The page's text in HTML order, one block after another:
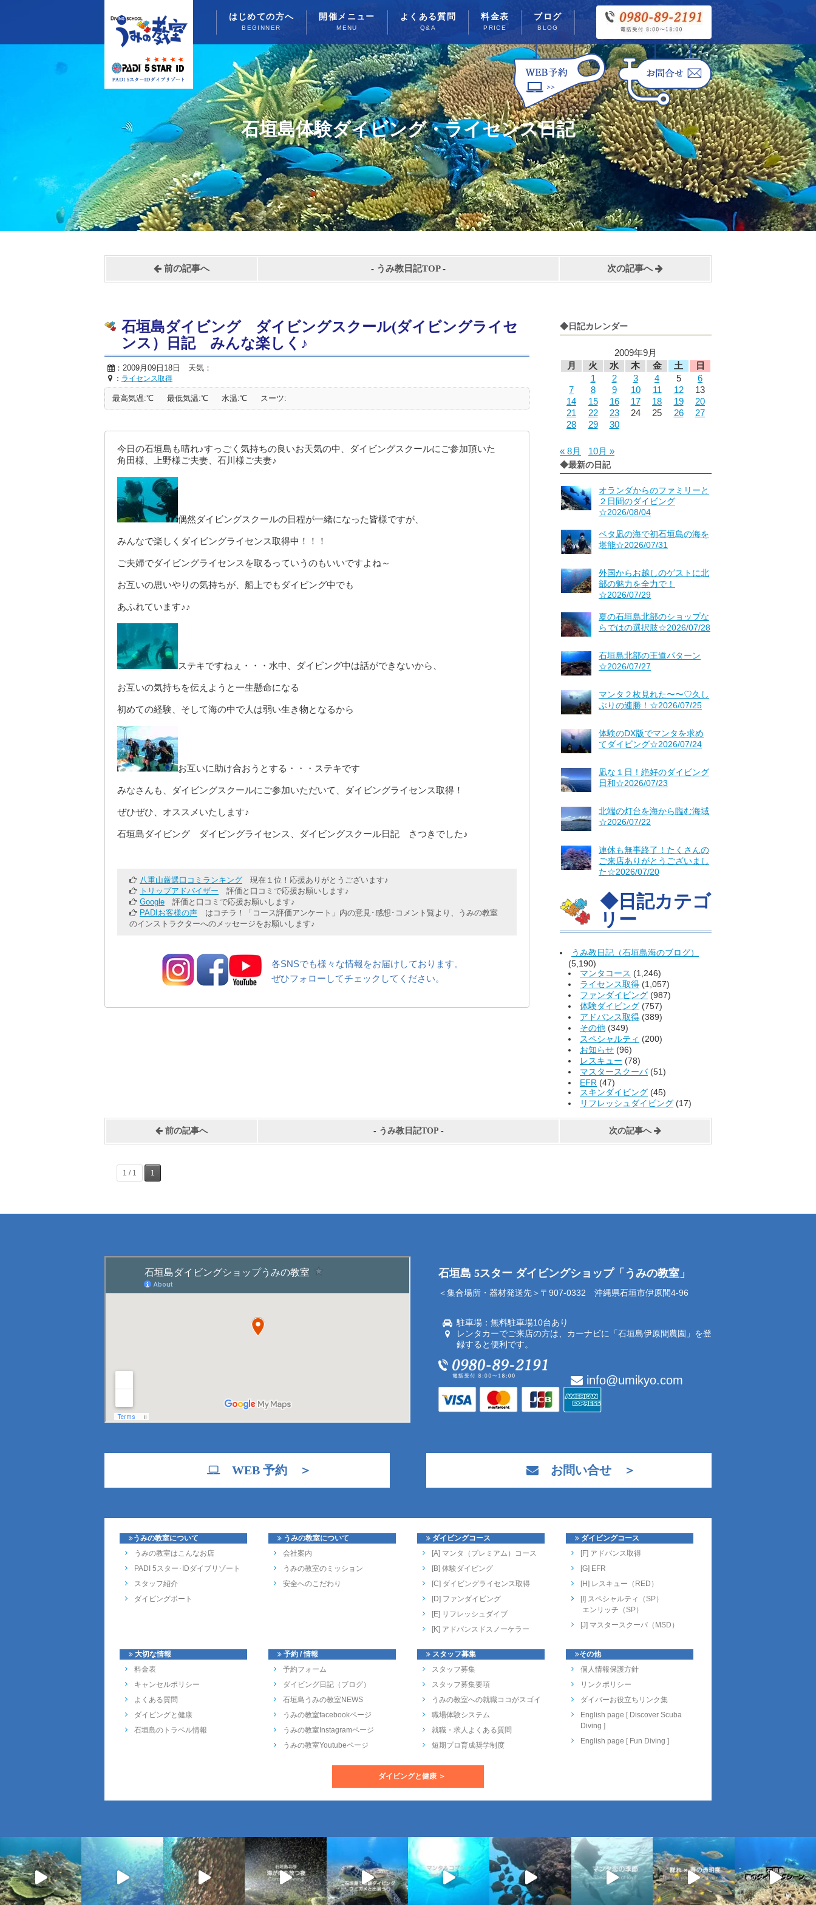
はじめての方へ
BEGINNER
開催メニュー
MENU
よくある質問
Q&A
料金表
PRICE
ブログ
BLOG
石垣島体験ダイビング・ライセンス日記
前の記事へ - うみ教日記TOP- 次の記事へ
◆日記カレンダー
2009年9月
月
火 水 木 金 土
日
1
2 3 4 5
6
7
8 9 10 11 12
13
14
15 16 17 18 19
20
21
22 23 24 25 26
27
28
29 30
« 8月 10月 »
◆最新の日記
オランダからのファミリーと
２日間のダイビング
☆2026/08/04
ベタ凪の海で初石垣島の海を
堪能☆2026/07/31
外国からお越しのゲストに北
部の魅力を全力で！
☆2026/07/29
夏の石垣島北部のショップな
らではの選択肢☆2026/07/28
石垣島北部の王道パターン
☆2026/07/27
マンタ２枚見れた〜〜♡久し
ぶりの連勝！☆2026/07/25
体験のDX版でマンタを求め
てダイビング☆2026/07/24
凪な１日！絶好のダイビング
日和☆2026/07/23
北端の灯台を海から臨む海域
☆2026/07/22
連休も無事終了！たくさんの
ご来店ありがとうございまし
た☆2026/07/20
◆日記カテゴ
リー
うみ教日記（石垣島海のブログ）
(5,190)
マンタコース (1,246)
ライセンス取得 (1,057)
ファンダイビング (987)
体験ダイビング (757)
アドバンス取得 (389)
その他 (349)
スペシャルティ (200)
お知らせ (96)
レスキュー (78)
マスタースクーバ(51)
EFR (47)
スキンダイビング (45)
リフレッシュダイビング (17)
石垣島ダイビング ダイビングスクール(ダイビングライセ
ンス）日記 みんな楽しく♪
：2009月09日18日 天気：
： ライセンス取得
最高気温:℃ 最低気温:℃ 水温:℃ スーツ:
今日の石垣島も晴れ♪すっごく気持ちの良いお天気の中、ダイビングスクールにご参加頂いた
角田様、上野様ご夫妻、石川様ご夫妻♪
偶然ダイビングスクールの日程が一緒になった皆様ですが、
みんなで楽しくダイビングライセンス取得中！！！
ご夫婦でダイビングライセンスを取るっていうのもいいですよね～
お互いの思いやりの気持ちが、船上でもダイビング中でも
あふれています♪♪
ステキですねぇ・・・水中、ダイビング中は話ができないから、
お互いの気持ちを伝えようと一生懸命になる
初めての経験、そして海の中で人は弱い生き物となるから
お互いに助け合おうとする・・・ステキです
みなさんも、ダイビングスクールにご参加いただいて、ダイビングライセンス取得！
ぜひぜひ、オススメいたします♪
石垣島ダイビング ダイビングライセンス、ダイビングスクール日記 さつきでした♪
八重山厳選口コミランキング 現在１位！応援ありがとうございます♪
トリップアドバイザー 評価と口コミで応援お願いします♪
Google 評価と口コミで応援お願いします♪
PADIお客様の声 はコチラ！「コース評価アンケート」内の意見･感想･コメント覧より、うみの教室
のインストラクターへのメッセージをお願いします♪
各SNSでも様々な情報をお届けしております。
ぜひフォローしてチェックしてください。
前の記事へ - うみ教日記TOP- 次の記事へ
1 / 1 1
石垣島 5スター ダイビングショップ「うみの教室」
＜集合場所・器材発送先＞〒907-0332 沖縄県石垣市伊原間4-96
駐車場：無料駐車場10台あり
レンタカーでご来店の方は、カーナビに「石垣島伊原間農園」を登
録すると便利です。
info@umikyo.com
WEB 予約 ＞ お問い合せ ＞
うみの教室について
うみの教室はこんなお店
PADI 5スター･IDダイブリゾート
スタッフ紹介
ダイビングボート
大切な情報
料金表
キャンセルポリシー
よくある質問
ダイビングと健康
石垣島のトラベル情報
うみの教室について
会社案内
うみの教室のミッション
安全へのこだわり
予約 / 情報
予約フォーム
ダイビング日記（ブログ）
石垣島うみの教室NEWS
うみの教室facebookページ
うみの教室Instagramページ
うみの教室Youtubeページ
ダイビングコース
[A] マンタ（プレミアム）コース
[B] 体験ダイビング
[C] ダイビングライセンス取得
[D] ファンダイビング
[E] リフレッシュダイブ
[K] アドバンスドスノーケラー
スタッフ募集
スタッフ募集
スタッフ募集要項
うみの教室への就職ココがスゴイ
職場体験システム
就職・求人よくある質問
短期プロ育成奨学制度
ダイビングコース
[F] アドバンス取得
[G] EFR
[H] レスキュー（RED）
[I] スペシャルティ（SP）
エンリッチ（SP）
[J] マスタースクーバ（MSD）
その他
個人情報保護方針
リンクポリシー
ダイバーお役立ちリンク集
English page [ Discover Scuba
Diving ]
English page [ Fun Diving ]
ダイビングと健康 ＞